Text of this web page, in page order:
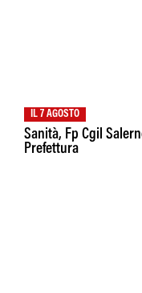
IL 7 AGOSTO
Sanità, Fp Cgil
Prefettura